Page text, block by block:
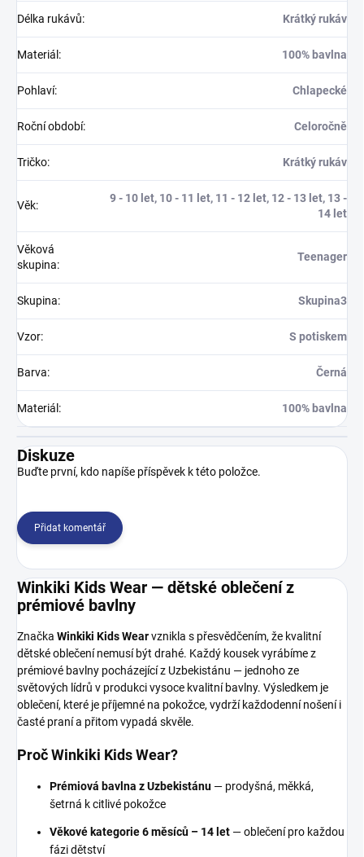
Délka rukávů: Krátký rukáv
Materiál : 100% bavlna
Pohlaví: Chlapecké
Roční období: Celoročně
Tričko: Krátký rukáv
Věk:
9 - 10 let, 10 - 11 let, 11 - 12 let, 12 - 13 let, 13 -
14 let
Věková
skupina:
Teenager
Skupina: Skupina3
Vzor: S potiskem
Barva: Černá
Materiál : 100% bavlna
Diskuze
Buďte první, kdo napíše příspěvek k této položce.
Přidat komentář
Winkiki Kids Wear — dětské oblečení z
prémiové bavlny
Značka Winkiki Kids Wearvznikla s přesvědčením, že kvalitní
dětské oblečení nemusí být drahé. Každý kousek vyrábíme z
prémiové bavlny pocházející z Uzbekistánu — jednoho ze
světových lídrů v produkci vysoce kvalitní bavlny. Výsledkem je
oblečení, které je příjemné na pokožce, vydrží každodenní nošení i
časté praní a přitom vypadá skvěle.
Proč Winkiki Kids Wear?
Prémiová bavlna z Uzbekistánu — prodyšná, měkká,
šetrná k citlivé pokožce
Věkové kategorie 6 měsíců – 14 let — oblečení pro každou
fázi dětství